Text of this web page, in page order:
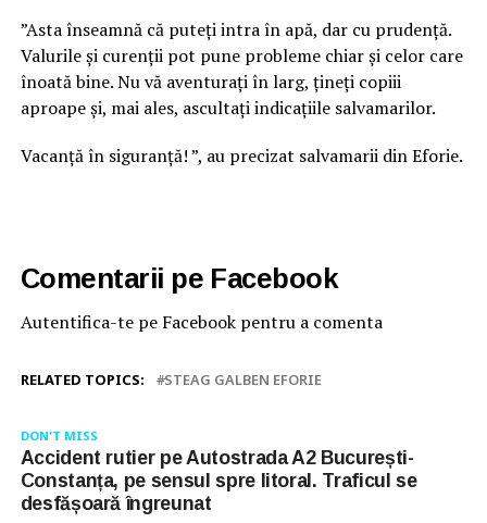
”Asta înseamnă că puteți intra în apă, dar cu prudență.
Valurile și curenții pot pune probleme chiar și celor care
înoată bine. Nu vă aventurați în larg, țineți copiii
aproape și, mai ales, ascultați indicațiile salvamarilor.
Vacanță în siguranță! ”, au precizat salvamarii din Eforie.
Comentarii pe Facebook
Autentifica-te pe Facebook pentru a comenta
RELATED TOPICS: STEAG GALBEN EFORIE
DON'T MISS
Accident rutier pe Autostrada A2 București-
Constanța, pe sensul spre litoral. Traficul se
desfășoară îngreunat